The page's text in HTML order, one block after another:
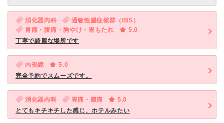
消化器内科
過敏性腸症候群（IBS）
胃痛・腹痛・胸やけ・胃もたれ
5.0
丁寧で綺麗な場所です
内視鏡
5.0
完全予約でスムーズです。
消化器内科 胃痛・腹痛
5.0
とてもキチキチした感じ、ホテルみたい